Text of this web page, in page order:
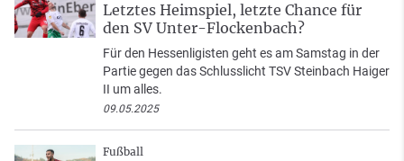
Letztes Heimspiel, letzte Chance für
den SV Unter-Flockenbach?
Für den Hessenligisten geht es am Samstag in der
Partie gegen das Schlusslicht TSV Steinbach Haiger
II um alles.
09.05.2025
Fußball